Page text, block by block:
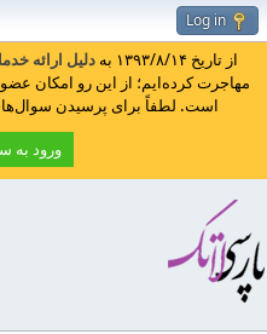
Log in
از تاریخ ۱۳۹۳/۸/۱۴ به دلیل ارائه
مهاجرت کرده‌ایم؛ از این رو امکان
است. لطفاً برای پرسیدن
ورود به